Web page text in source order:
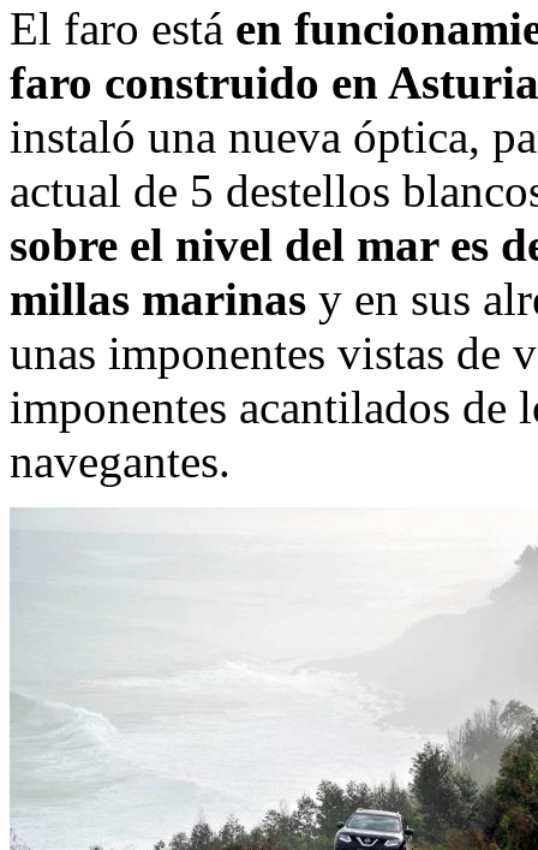
El faro está en
faro construido en
instaló una nueva óptica,
actual de 5 destellos
sobre el nivel del mar es
millas marinas y en sus
unas imponentes vistas de
imponentes acantilados de
navegantes.